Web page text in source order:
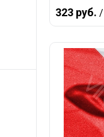
323 руб.
Купить в
В